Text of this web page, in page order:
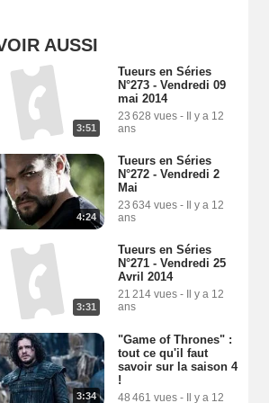
AUSSI
3:51
Tueurs en Séries
N°273 - Vendredi 09
mai 2014
23 628 vues - Il y a 12
ans
4:24
Tueurs en Séries
N°272 - Vendredi 2
Mai
23 634 vues - Il y a 12
ans
3:31
Tueurs en Séries
N°271 - Vendredi 25
Avril 2014
21 214 vues -
Il y a 12
ans
3:34
"Game of Thrones" :
tout ce qu'il faut
savoir sur la saison 4
!
48 461 vues - Il y a 12